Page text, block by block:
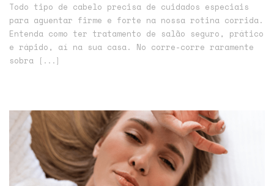
Todo tipo de cabelo precisa de cuidados especiais
para aguentar firme e forte na nossa rotina corrida.
Entenda como ter tratamento de salão seguro, prático
e rápido, aí na sua casa. No corre-corre raramente
sobra
[...]